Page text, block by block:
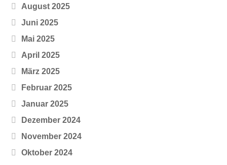
August 2025
Juni 2025
Mai 2025
April 2025
März 2025
Februar 2025
Januar 2025
Dezember 2024
November 2024
Oktober 2024